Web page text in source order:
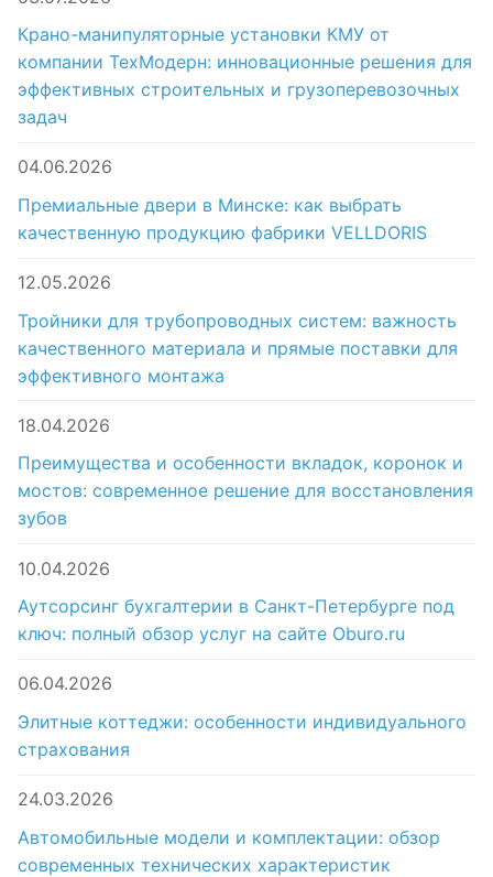
Крано-манипуляторные установки КМУ от
компании ТехМодерн: инновационные решения для
эффективных строительных и грузоперевозочных
задач
04.06.2026
Премиальные двери в Минске: как выбрать
качественную продукцию фабрики VELLDORIS
12.05.2026
Тройники для трубопроводных систем: важность
качественного материала и прямые поставки для
эффективного монтажа
18.04.2026
Преимущества и особенности вкладок, коронок и
мостов: современное решение для восстановления
зубов
10.04.2026
Аутсорсинг бухгалтерии в Санкт-Петербурге под
ключ: полный обзор услуг на сайте Oburo.ru
06.04.2026
Элитные коттеджи: особенности индивидуального
страхования
24.03.2026
Автомобильные модели и комплектации: обзор
современных технических характеристик